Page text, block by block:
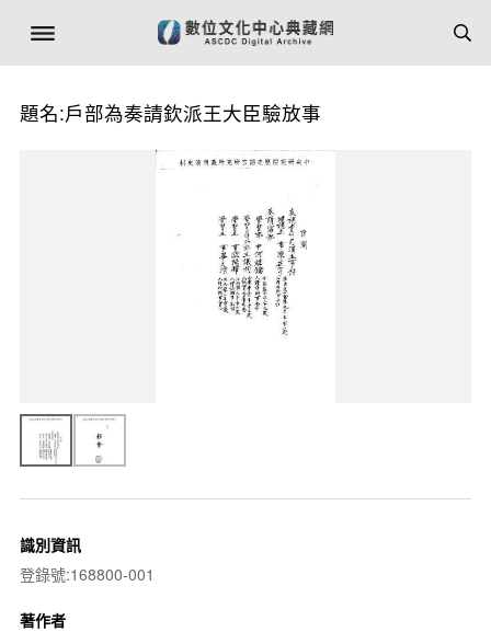
題名:戶部為奏請欽派王大臣驗放事
識別資訊
登錄號:168800-001
著作者